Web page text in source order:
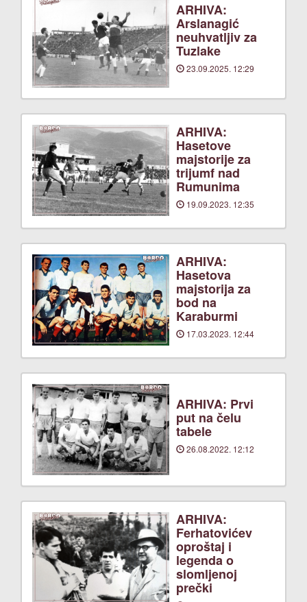
ARHIVA:
Arslanagić
neuhvatljiv za
Tuzlake
23.09.2025. 12:29
ARHIVA:
Hasetove
majstorije za
trijumf nad
Rumunima
19.09.2023. 12:35
ARHIVA:
Hasetova
majstorija za
bod na
Karaburmi
17.03.2023. 12:44
ARHIVA: Prvi
put na čelu
tabele
26.08.2022. 12:12
ARHIVA:
Ferhatovićev
oproštaj i
legenda o
slomljenoj
prečki